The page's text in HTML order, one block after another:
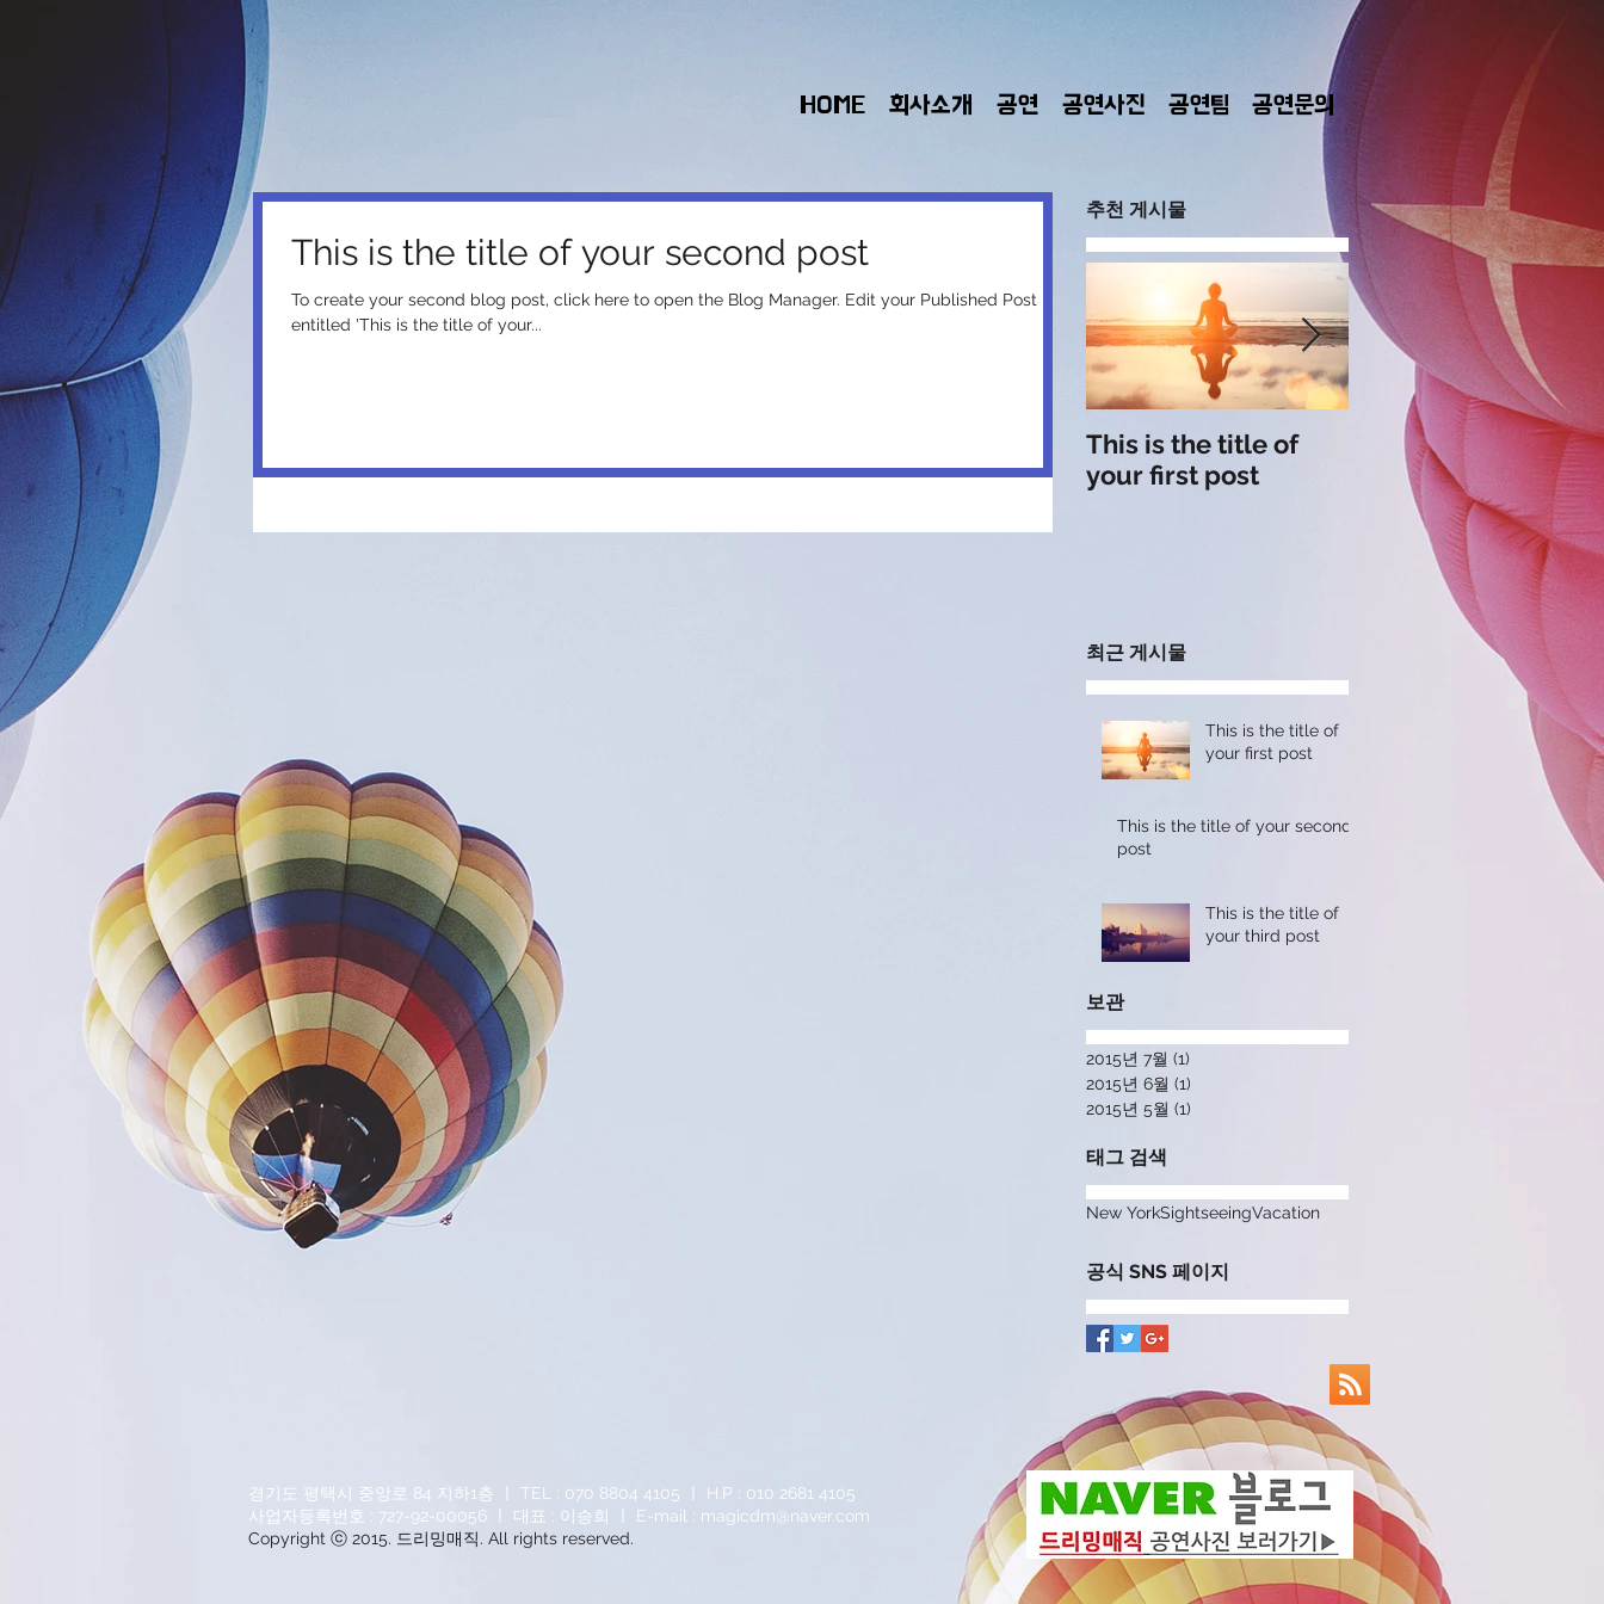
HOME 회사소개 공연 공연사진 공연팀 공연문의
This is the title of your second post
To create your second blog post, click here to open the Blog Manager. Edit your Published Post
entitled 'This is the title of your...
추천 게시물
This is the title of
your first post
This is the title of
your second post
최근 게시물
This is the title of
your first post
This is the title of your second
post
This is the title of
your third post
보관
2015년 7월 (1)
2015년 6월 (1)
2015년 5월 (1)
태그 검색
New YorkSightseeingVacation
공식 SNS 페이지
경기도 평택시 중앙로 84 지하1층 ㅣ TEL : 070 8804 4105 ㅣ H.P : 010 2681 4105
사업자등록번호 : 727-92-00056 ㅣ 대표 : 이승희 ㅣ E-mail : magicdm@naver.com
Copyright ⓒ 2015. 드리밍매직. All rights reserved.